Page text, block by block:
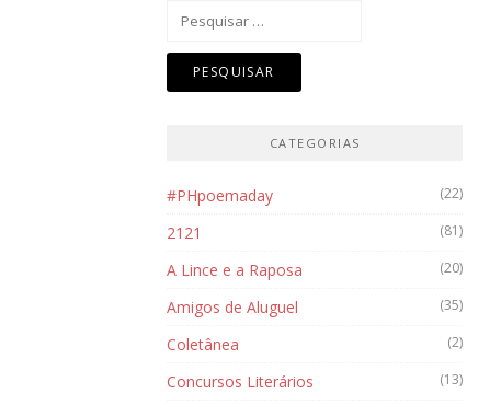
CATEGORIAS
#PHpoemaday (22)
2121 (81)
A Lince e a Raposa (20)
Amigos de Aluguel (35)
Coletânea (2)
Concursos Literários (13)